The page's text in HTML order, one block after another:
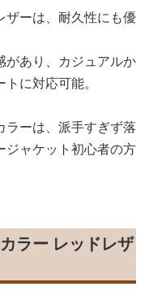
ザーは、耐久性にも優
があり、カジュアルか
に対応可能。
ーは、派手すぎず落
ジャケット初心者の方
ラー レッドレザ